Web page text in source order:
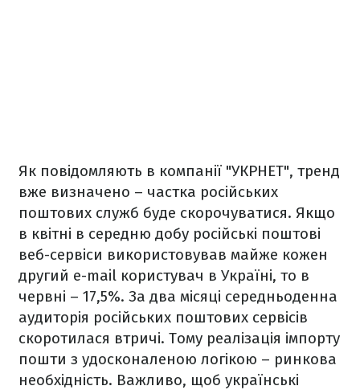
Як повідомляють в компанії "УКРНЕТ", тренд
вже визначено – частка російських
поштових служб буде скорочуватися. Якщо
в квітні в середню добу російські поштові
веб-сервіси використовував майже кожен
другий e-mail користувач в Україні, то в
червні – 17,5%. За два місяці середньоденна
аудиторія російських поштових сервісів
скоротилася втричі. Тому реалізація імпорту
пошти з удосконаленою логікою – ринкова
необхідність. Важливо, щоб українські